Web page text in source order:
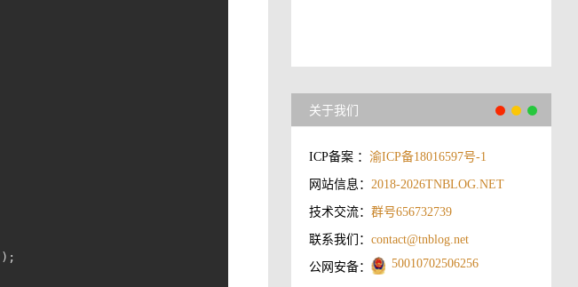
关于我们
ICP备案 ：渝ICP备18016597号-1
网站信息：2018-2026TNBLOG.NET
技术交流：群号656732739
联系我们：contact@tnblog.net
公网安备： 50010702506256